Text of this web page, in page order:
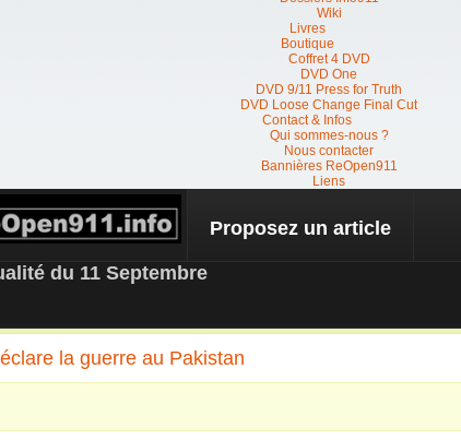
Wiki
Livres
Boutique
Coffret 4 DVD
DVD One
DVD 9/11 Press for Truth
DVD Loose Change Final Cut
Contact & Infos
Qui sommes-nous ?
Nous contacter
Bannières ReOpen911
Liens
NEWS
Proposez un article
du 11 Septembre
la guerre au Pakistan